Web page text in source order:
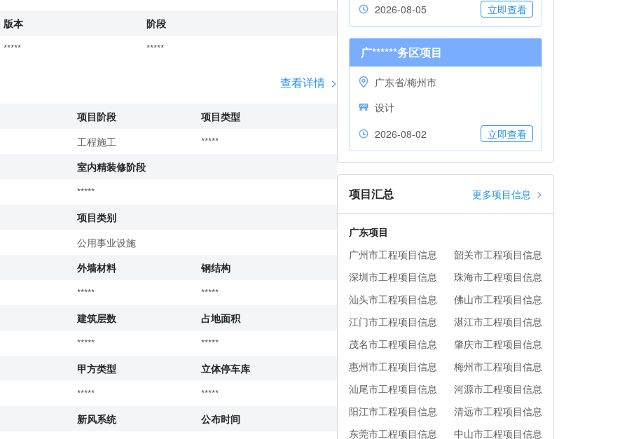
版本
阶段
***** *****
查看详情 >
项目阶段
项目类型
工程施工
*****
室内精装修阶段
*****
项目类别
公用事业设施
外墙材料
钢结构
*****
*****
建筑层数
占地面积
*****
*****
甲方类型
立体停车库
*****
*****
新风系统
公布时间
2026-08-05
立即查看
广******务区项目
广东省/梅州市
设计
2026-08-02
立即查看
项目汇总 更多项目信息 >
广东项目
广州市工程项目信息
韶关市工程项目信息
深圳市工程项目信息
珠海市工程项目信息
汕头市工程项目信息
佛山市工程项目信息
江门市工程项目信息
湛江市工程项目信息
茂名市工程项目信息
肇庆市工程项目信息
惠州市工程项目信息
梅州市工程项目信息
汕尾市工程项目信息
河源市工程项目信息
阳江市工程项目信息
清远市工程项目信息
东莞市工程项目信息
中山市工程项目信息